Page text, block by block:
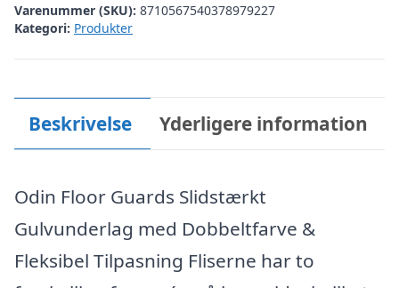
Varenummer (SKU): 8710567540378979227
Kategori: Produkter
Beskrivelse Yderligere information
Odin Floor Guards Slidstærkt
Gulvunderlag med Dobbeltfarve &
Fleksibel Tilpasning Fliserne har to